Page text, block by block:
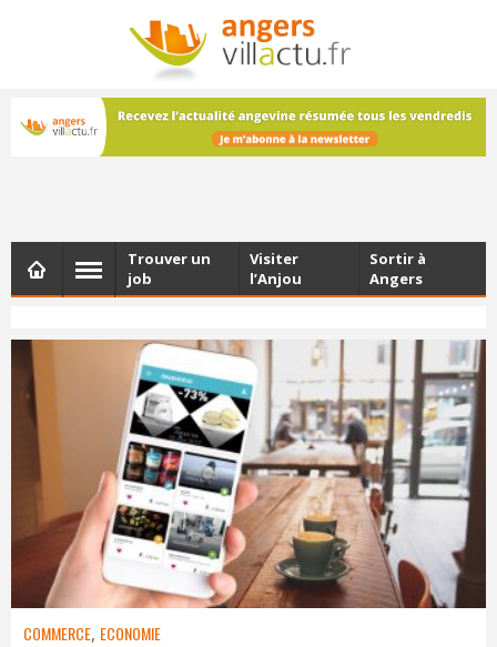
NEWSLETTER
Les dernières actualités d'Angers, chaque vendredi dans
votre boîte e-mail
Trouver un
job
Visiter
l’Anjou
Sortir à
Angers
COMMERCE, ECONOMIE